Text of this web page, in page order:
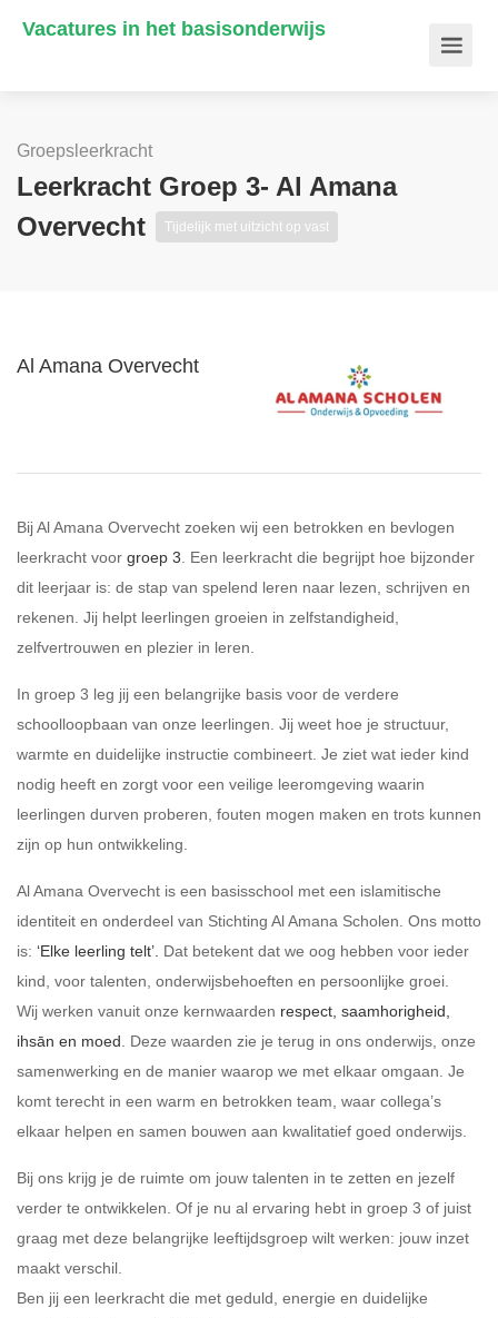
Vacatures in het basisonderwijs
Groepsleerkracht
Leerkracht Groep 3- Al Amana
Overvecht
Tijdelijk met uitzicht op vast
Al Amana Overvecht
Bij Al Amana Overvecht zoeken wij een betrokken en bevlogen
leerkracht voor groep 3 . Een leerkracht die begrijpt hoe bijzonder
dit leerjaar is: de stap van spelend leren naar lezen, schrijven en
rekenen. Jij helpt leerlingen groeien in zelfstandigheid,
zelfvertrouwen en plezier in leren.
In groep 3 leg jij een belangrijke basis voor de verdere
schoolloopbaan van onze leerlingen. Jij weet hoe je structuur,
warmte en duidelijke instructie combineert. Je ziet wat ieder kind
nodig heeft en zorgt voor een veilige leeromgeving waarin
leerlingen durven proberen, fouten mogen maken en trots kunnen
zijn op hun ontwikkeling.
Al Amana Overvecht is een basisschool met een islamitische
identiteit en onderdeel van Stichting Al Amana Scholen. Ons motto
is: ‘Elke leerling telt’. Dat betekent dat we oog hebben voor ieder
kind, voor talenten, onderwijsbehoeften en persoonlijke groei.
Wij werken vanuit onze kernwaarden respect, saamhorigheid,
ihsān en moed . Deze waarden zie je terug in ons onderwijs, onze
samenwerking en de manier waarop we met elkaar omgaan. Je
komt terecht in een warm en betrokken team, waar collega’s
elkaar helpen en samen bouwen aan kwalitatief goed onderwijs.
Bij ons krijg je de ruimte om jouw talenten in te zetten en jezelf
verder te ontwikkelen. Of je nu al ervaring hebt in groep 3 of juist
graag met deze belangrijke leeftijdsgroep wilt werken: jouw inzet
maakt verschil.
Ben jij een leerkracht die met geduld, energie en duidelijke